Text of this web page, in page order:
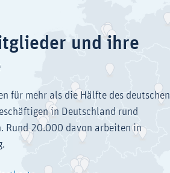
und ihre
für mehr als die Hälfte des deutschen
in Deutschland rund
Rund 20.000 davon arbeiten in